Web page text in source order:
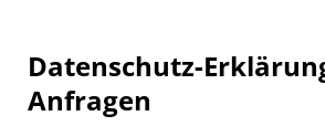
Datenschutz-
Anfragen